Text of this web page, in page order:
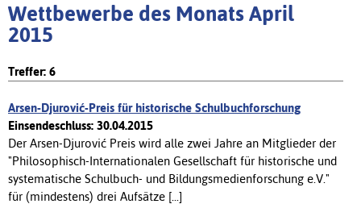
Wettbewerbe des Monats April
2015
Treffer: 6
Arsen-Djurović-Preis für historische Schulbuchforschung
Einsendeschluss: 30.04.2015
Der Arsen-Djurović Preis wird alle zwei Jahre an Mitglieder der
"Philosophisch-Internationalen Gesellschaft für historische und
systematische Schulbuch- und Bildungsmedienforschung e.V."
für (mindestens) drei Aufsätze [...]